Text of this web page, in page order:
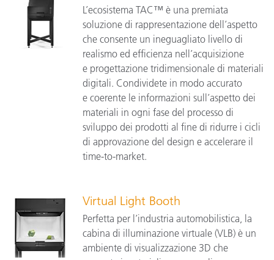
L’ecosistema TAC™ è una premiata
soluzione di rappresentazione dell’aspetto
che consente un ineguagliato livello di
realismo ed efficienza nell’acquisizione
e progettazione tridimensionale di materiali
digitali. Condividete in modo accurato
e coerente le informazioni sull’aspetto dei
materiali in ogni fase del processo di
sviluppo dei prodotti al fine di ridurre i cicli
di approvazione del design e accelerare il
time-to-market.
Virtual Light Booth
Perfetta per l’industria automobilistica, la
cabina di illuminazione virtuale (VLB) è un
ambiente di visualizzazione 3D che